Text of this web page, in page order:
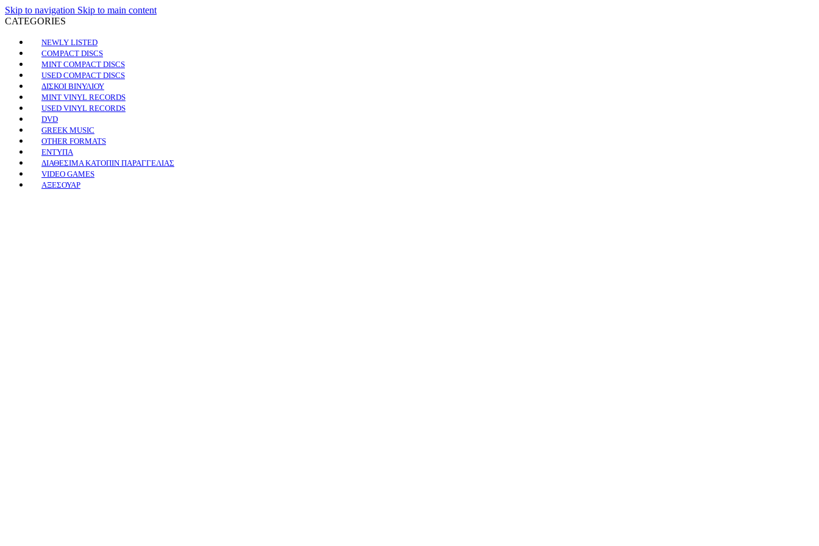
Skip to navigation Skip to main content
CATEGORIES
NEWLY LISTED
COMPACT DISCS
MINT COMPACT DISCS
USED COMPACT DISCS
ΔΙΣΚΟΙ ΒΙΝΥΛΙΟΥ
MINT VINYL RECORDS
USED VINYL RECORDS
DVD
GREEK MUSIC
OTHER FORMATS
ΕΝΤΥΠΑ
ΔΙΑΘΕΣΙΜΑ ΚΑΤΟΠΙΝ ΠΑΡΑΓΓΕΛΙΑΣ
VIDEO GAMES
ΑΞΕΣΟΥΑΡ